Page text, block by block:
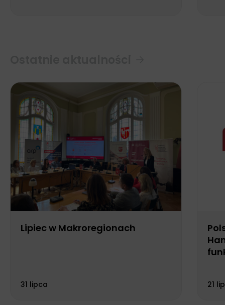
Lipiec w Makroregionach
31 lipca 21